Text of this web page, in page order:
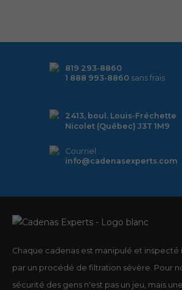
819 293-8860
1 888 993-8860 sans frais
2413, boul. Louis-Fréchette
Nicolet (Québec) J3T 1M9
Courriel :
info@cadenasexperts.com
Chaque cadenas est manipulé et
par un procédé de filtration sévère. Pour
sécurité des gens n'est pas un jeu, mais